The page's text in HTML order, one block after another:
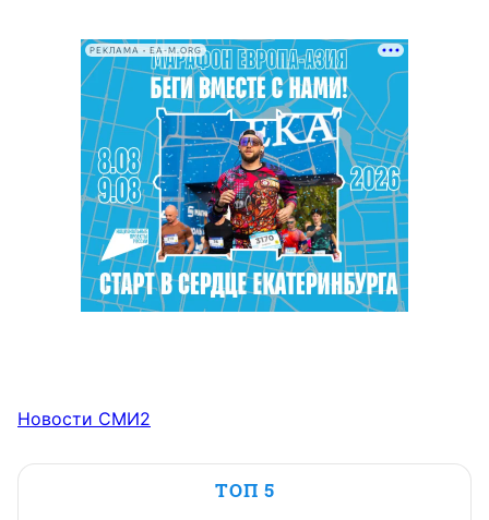
РЕКЛАМА • EA-M.ORG
Новости СМИ2
ТОП 5